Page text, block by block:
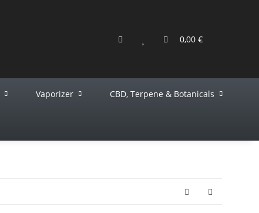
0,00 €
Vaporizer CBD, Terpene & Botanicals